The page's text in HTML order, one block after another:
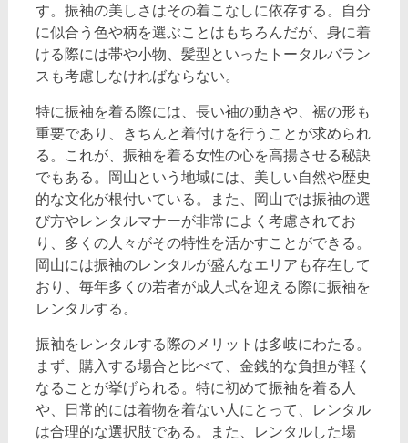
す。振袖の美しさはその着こなしに依存する。自分
に似合う色や柄を選ぶことはもちろんだが、身に着
ける際には帯や小物、髪型といったトータルバラン
スも考慮しなければならない。
特に振袖を着る際には、長い袖の動きや、裾の形も
重要であり、きちんと着付けを行うことが求められ
る。これが、振袖を着る女性の心を高揚させる秘訣
でもある。岡山という地域には、美しい自然や歴史
的な文化が根付いている。また、岡山では振袖の選
び方やレンタルマナーが非常によく考慮されてお
り、多くの人々がその特性を活かすことができる。
岡山には振袖のレンタルが盛んなエリアも存在して
おり、毎年多くの若者が成人式を迎える際に振袖を
レンタルする。
振袖をレンタルする際のメリットは多岐にわたる。
まず、購入する場合と比べて、金銭的な負担が軽く
なることが挙げられる。特に初めて振袖を着る人
や、日常的には着物を着ない人にとって、レンタル
は合理的な選択肢である。また、レンタルした場